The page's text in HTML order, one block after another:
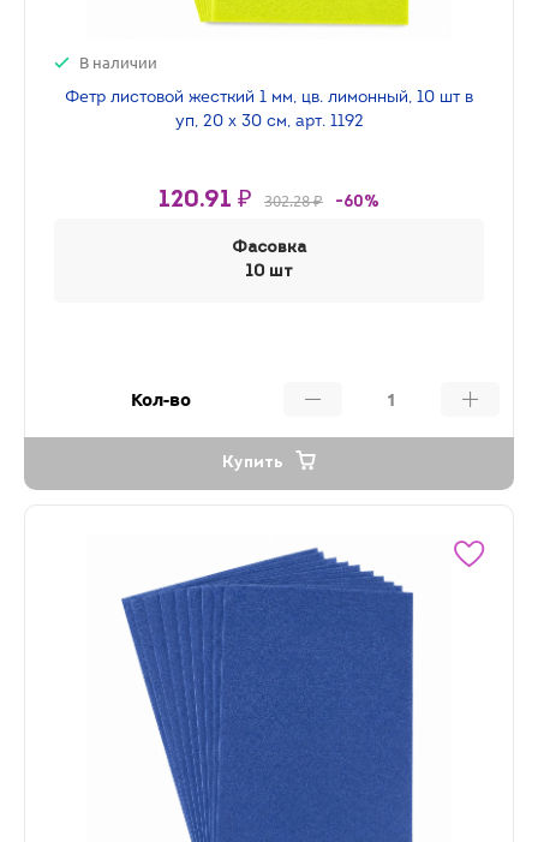
В наличии
Фетр листовой жесткий 1 мм, цв. лимонный, 10 шт в
уп, 20 х 30 см, арт. 1192
120.91 ₽ 302.28 ₽ -60%
Фасовка
10 шт
Кол-во
Купить